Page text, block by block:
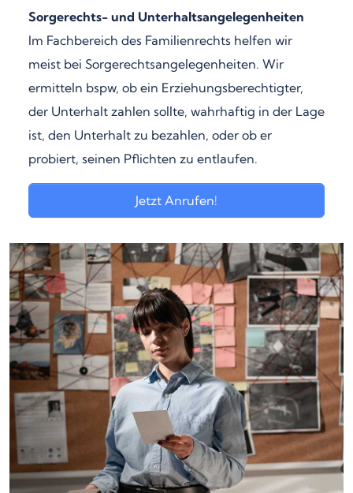
Sorgerechts- und Unterhaltsangelegenheiten
Im Fachbereich des Familienrechts helfen wir
meist bei Sorgerechtsangelegenheiten. Wir
ermitteln bspw, ob ein Erziehungsberechtigter,
der Unterhalt zahlen sollte, wahrhaftig in der Lage
ist, den Unterhalt zu bezahlen, oder ob er
probiert, seinen Pflichten zu entlaufen.
Jetzt Anrufen!